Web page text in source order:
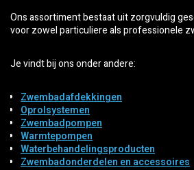
Ons assortiment bestaat uit zorgvuldig
voor zowel particuliere als professionele
Je vindt bij ons onder andere:
Zwembadafdekkingen
Oprolsystemen
Zwembadpompen
Warmtepompen
Waterbehandelingsproducten
Zwembadonderdelen en accessoires